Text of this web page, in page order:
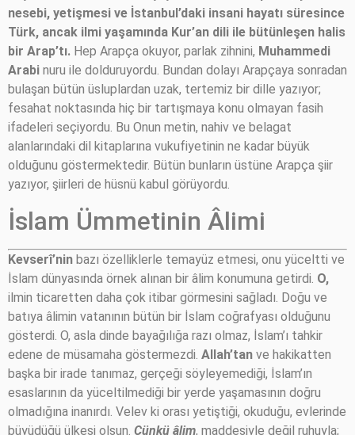
nesebi, yetişmesi ve İstanbul’daki insani hayatı süresince
Türk, ancak ilmi yaşamında Kur’an dili ile bütünleşen halis
bir Arap’tı. Hep Arapça okuyor, parlak zihnini, Muhammedi
Arabi nuru ile dolduruyordu. Bundan dolayı Arapçaya sonradan
bulaşan bütün üsluplardan uzak, tertemiz bir dille yazıyor;
fesahat noktasında hiç bir tartışmaya konu olmayan fasih
ifadeleri seçiyordu. Bu Onun metin, nahiv ve belagat
alanlarındaki dil kitaplarına vukufiyetinin ne kadar büyük
olduğunu göstermektedir. Bütün bunların üstüne Arapça şiir
yazıyor, şiirleri de hüsnü kabul görüyordu.
İslam Ümmetinin Âlimi
Kevserî’nin bazı özelliklerle temayüz etmesi, onu yüceltti ve
İslam dünyasında örnek alınan bir âlim konumuna getirdi. O,
ilmin ticaretten daha çok itibar görmesini sağladı. Doğu ve
batıya âlimin vatanının bütün bir İslam coğrafyası olduğunu
gösterdi. O, asla dinde bayağılığa razı olmaz, İslam’ı tahkir
edene de müsamaha göstermezdi. Allah’tan ve hakikatten
başka bir irade tanımaz, gerçeği söyleyemediği, İslam’ın
esaslarının da yüceltilmediği bir yerde yaşamasının doğru
olmadığına inanırdı. Velev ki orası yetiştiği, okuduğu, evlerinde
büyüdüğü ülkesi olsun. Çünkü âlim, maddesiyle değil ruhuyla;